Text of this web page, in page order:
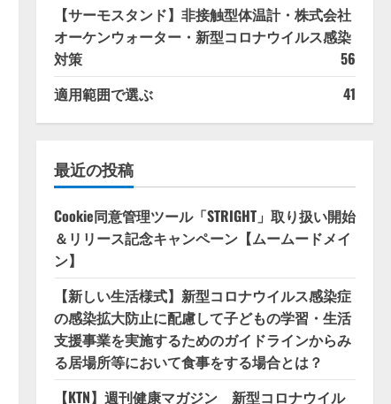
【サーモスタンド】非接触型体温計・株式会社
オーケンウォーター・新型コロナウイルス感染
対策
56
適用範囲で選ぶ
41
最近の投稿
Cookie同意管理ツール「STRIGHT」取り扱い開始
＆リリース記念キャンペーン【ムームードメイ
ン】
【新しい生活様式】新型コロナウイルス感染症
の感染拡大防止に配慮して子どもの学習・生活
支援事業を実施するためのガイドラインからみ
る居場所等において食事をする場合とは？
【KTN】週刊健康マガジン 新型コロナウイル